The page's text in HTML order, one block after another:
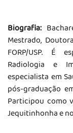
Biografia:
Mestrado,
FORP/USP. É
Radiologia e
especialista em
pós-graduação
Participou como
Jequitinhonha e